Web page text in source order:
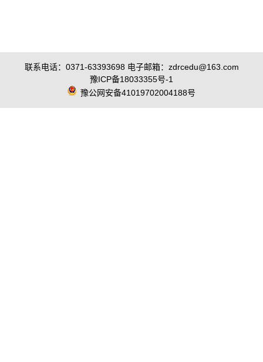
联系电话：0371-63393698 电子邮箱：zdrcedu@163.com
豫ICP备18033355号-1
豫公网安备41019702004188号